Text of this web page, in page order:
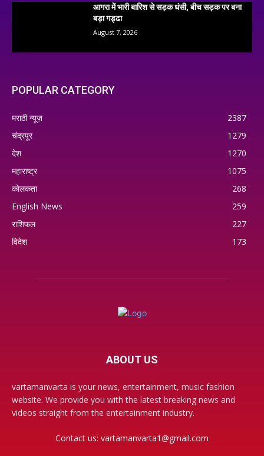
आगरा में भारी बारिश से सड़क धंसी, बीच सड़क पर बना
बड़ा गड्ढा
August 7, 2026
POPULAR CATEGORY
मराठी न्यूज़
2387
चंद्रपूर
1279
देश
1270
महाराष्ट्र
1075
कोलकता
268
English News
259
राशिफल
227
विदेश
173
ABOUT US
vartamanvarta is your news, entertainment, music fashion
website. We provide you with the latest breaking news and
videos straight from the entertainment industry.
Contact us: vartamanvarta1@gmail.com